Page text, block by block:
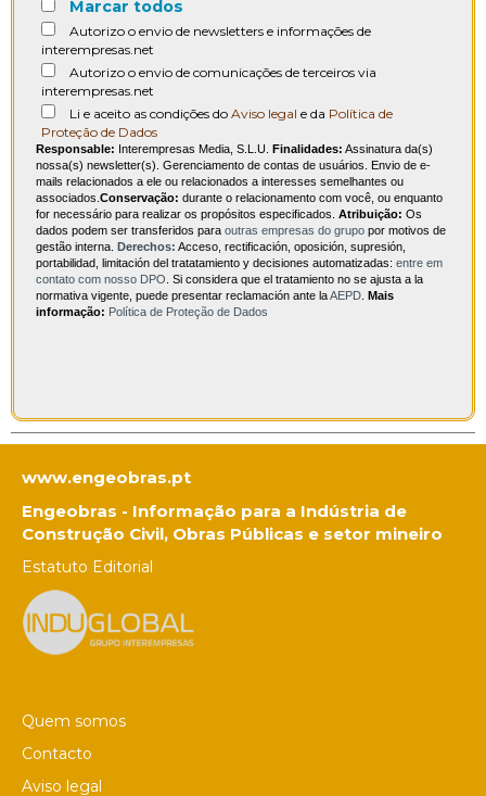
Marcar todos
Autorizo o envio de newsletters e informações de
interempresas.net
Autorizo o envio de comunicações de terceiros via
interempresas.net
Li e aceito as condições do Aviso legal e da Política de
Proteção de Dados
Responsable: Interempresas Media, S.L.U. Finalidades: Assinatura da(s)
nossa(s) newsletter(s). Gerenciamento de contas de usuários. Envio de e-
mails relacionados a ele ou relacionados a interesses semelhantes ou
associados.Conservação: durante o relacionamento com você, ou enquanto
for necessário para realizar os propósitos especificados. Atribuição: Os
dados podem ser transferidos para outras empresas do grupo por motivos de
gestão interna. Derechos: Acceso, rectificación, oposición, supresión,
portabilidad, limitación del tratatamiento y decisiones automatizadas: entre em
contato com nosso DPO. Si considera que el tratamiento no se ajusta a la
normativa vigente, puede presentar reclamación ante laAEPD. Mais
informação: Política de Proteção de Dados
www.engeobras.pt
Engeobras - Informação para a Indústria de
Construção Civil, Obras Públicas e setor mineiro
Estatuto Editorial
Quem somos
Contacto
Aviso legal